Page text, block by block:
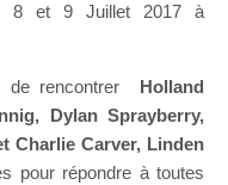
8 et 9 Juillet 2017 à
de rencontrer Holland
Dylan Sprayberry,
Charlie Carver, Linden
pour répondre à toutes